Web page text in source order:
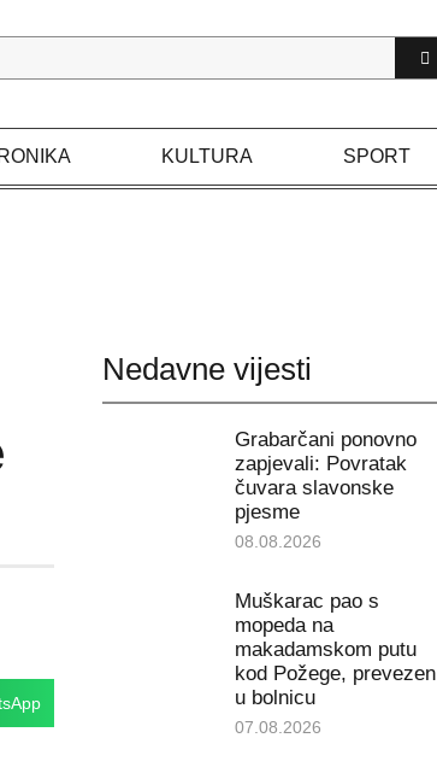
KULTURA SPORT
Nedavne vijesti
Grabarčani ponovno
zapjevali: Povratak
čuvara slavonske
pjesme
08.08.2026
Muškarac pao s
mopeda na
makadamskom putu
kod Požege, prevezen
u bolnicu
07.08.2026